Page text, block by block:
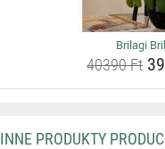
Brilagi
40390 Ft
INNE PRODUKTY